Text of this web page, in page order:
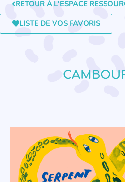
RETOUR À L'ESPACE
LISTE DE VOS FAVORIS